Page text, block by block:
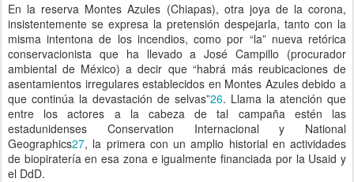
En la reserva Montes Azules (Chiapas), otra joya de la corona,
insistentemente se expresa la pretensión despejarla, tanto con la
misma intentona de los incendios, como por “la” nueva retórica
conservacionista que ha llevado a José Campillo (procurador
ambiental de México) a decir que “habrá más reubicaciones de
asentamientos irregulares establecidos en Montes Azules debido a
que continúa la devastación de selvas”26. Llama la atención que
entre los actores a la cabeza de tal campaña estén las
estadunidenses Conservation Internacional y National
Geographics27, la primera con un amplio historial en actividades
de biopiratería en esa zona e igualmente financiada por la Usaid y
el DdD.